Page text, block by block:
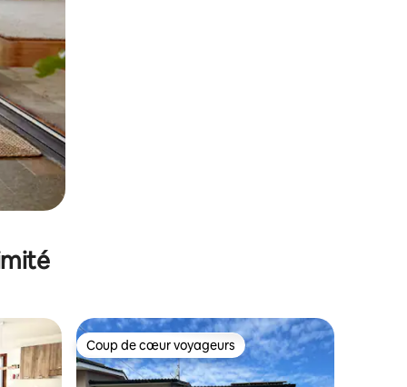
Coup de cœur voyageurs
Coup de cœur voyageurs